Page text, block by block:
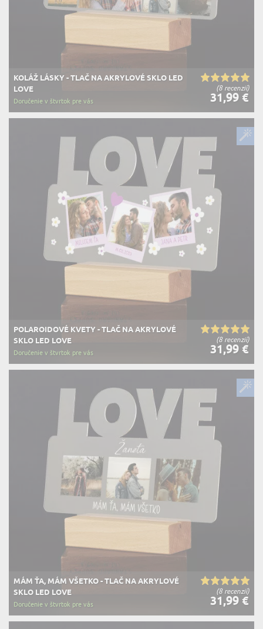
(8 recenzií)
KOLÁŽ LÁSKY - TLAČ NA AKRYLOVÉ SKLO LED
LOVE
31,99 €
Doručenie v štvrtok pre vás
(8 recenzií)
POLAROIDOVÉ KVETY - TLAČ NA AKRYLOVÉ
SKLO LED LOVE
31,99 €
Doručenie v štvrtok pre vás
(8 recenzií)
MÁM ŤA, MÁM VŠETKO - TLAČ NA AKRYLOVÉ
SKLO LED LOVE
31,99 €
Doručenie v štvrtok pre vás